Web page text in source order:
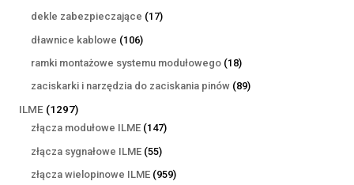
produktów
dekle zabezpieczające 1717
dławnice kablowe 106106
produktów
ramki montażowe systemu modułowego 1818
produktów
zaciskarki i narzędzia do zaciskania pinów 8989
ILME 12971297
produktów
złącza modułowe ILME 147147
złącza sygnałowe ILME 5555
produktów
złącza wielopinowe ILME 959959